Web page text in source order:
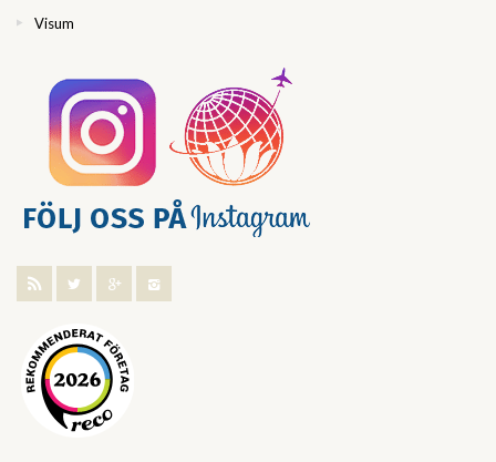
Visum